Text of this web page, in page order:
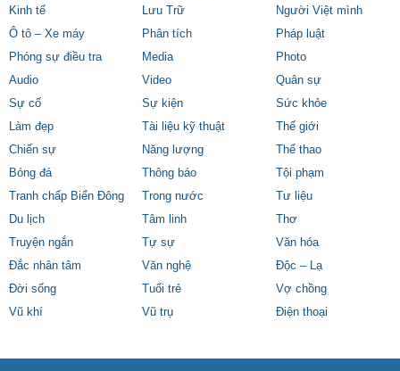
Kinh tế
Lưu Trữ
Người Việt mình
Ô tô – Xe máy
Phân tích
Pháp luật
Phóng sự điều tra
Media
Photo
Audio
Video
Quân sự
Sự cố
Sự kiện
Sức khỏe
Làm đẹp
Tài liệu kỹ thuật
Thế giới
Chiến sự
Năng lượng
Thể thao
Bóng đá
Thông báo
Tội phạm
Tranh chấp Biển Đông
Trong nước
Tư liệu
Du lịch
Tâm linh
Thơ
Truyện ngắn
Tự sự
Văn hóa
Đắc nhân tâm
Văn nghệ
Độc – Lạ
Đời sống
Tuổi trẻ
Vợ chồng
Vũ khí
Vũ trụ Điện thoại